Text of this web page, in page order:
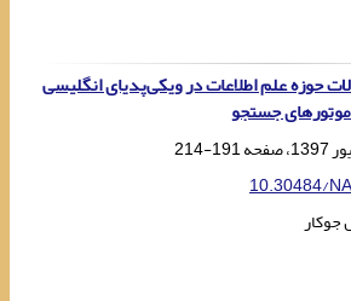
حوزه علم اطلاعات در ویکی‌پدیای انگلیسی
موتورهای جستجو
191-214
10.30484/
جوکار